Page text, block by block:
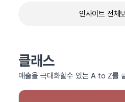
인사이트 전체
클래스
매출을 극대화할수 있는 A to Z를